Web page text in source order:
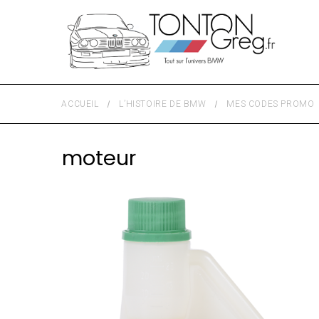
ACCUEIL L’HISTOIRE DE BMW MES CODES PROMO
moteur